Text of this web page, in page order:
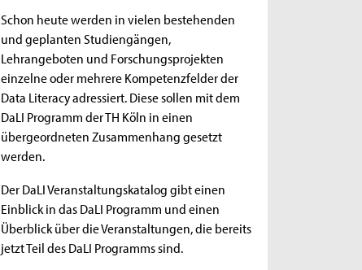
Schon heute werden in vielen bestehenden
und geplanten Studiengängen,
Lehrangeboten und Forschungsprojekten
einzelne oder mehrere Kompetenzfelder der
Data Literacy adressiert. Diese sollen mit dem
DaLI Programm der TH Köln in einen
übergeordneten Zusammenhang gesetzt
werden.
Der DaLI Veranstaltungskatalog gibt einen
Einblick in das DaLI Programm und einen
Überblick über die Veranstaltungen, die bereits
jetzt Teil des DaLI Programms sind.